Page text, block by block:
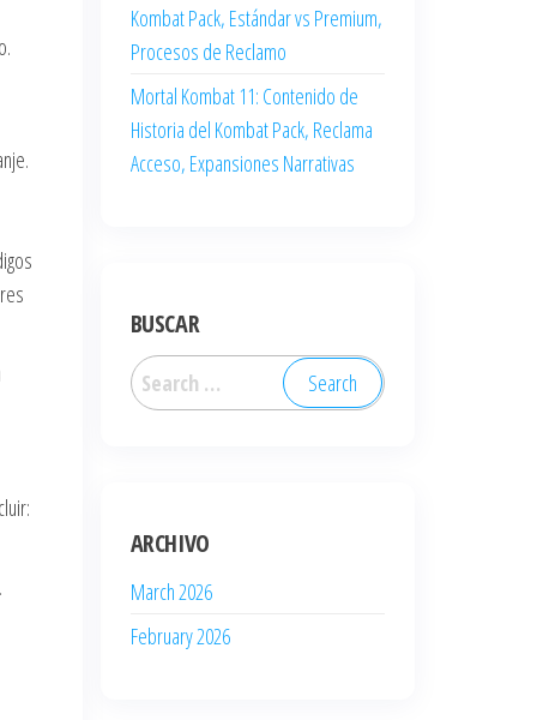
Kombat Pack, Estándar vs Premium,
Procesos de Reclamo
Mortal Kombat 11: Contenido de
Historia del Kombat Pack, Reclama
Acceso, Expansiones Narrativas
BUSCAR
Search
for:
ARCHIVO
March 2026
February 2026